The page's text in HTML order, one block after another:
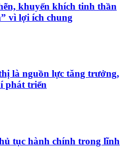
khuyến khích tinh thần
vì lợi ích chung
là nguồn lực tăng trưởng,
phát triển
tục hành chính trong lĩnh